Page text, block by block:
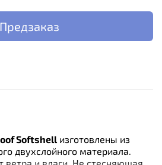
Предзаказ
Softshell изготовлены из
двухслойного материала.
и влаги. Не стесняющая